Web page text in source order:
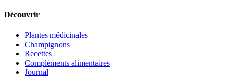
Découvrir
Plantes médicinales
Champignons
Recettes
Compléments alimentaires
Journal